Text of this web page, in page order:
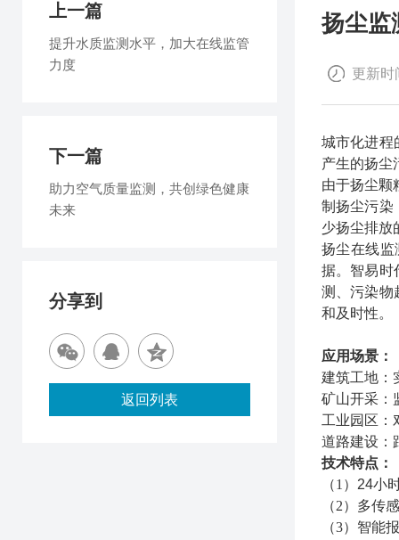
扬尘监
更新时
城市化进程
产生的扬尘
由于扬尘颗
制扬尘污染
少扬尘排放
扬尘在线监
据。智易时
测、污染物
和及时性。
应用场景 ：
建筑工地 ：
矿山开采 ：
工业园区 ：
道路建设 ：
技术特点：
（1 ） 24小
（2） 多传
（3） 智能
上一篇
提升水质监测水平，加大在线监管
力度
下一篇
助力空气质量监测，共创绿色健康
未来
分享到
返回列表